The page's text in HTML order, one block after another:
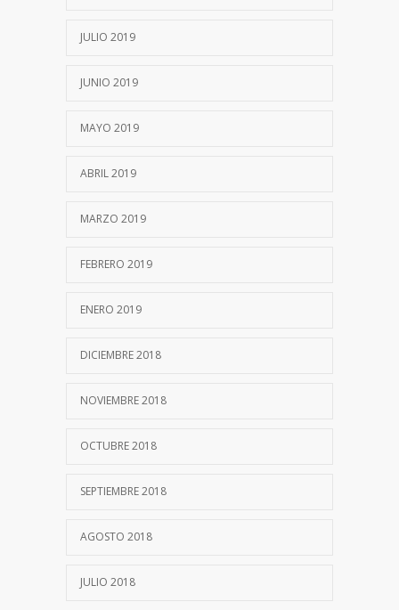
JULIO 2019
JUNIO 2019
MAYO 2019
ABRIL 2019
MARZO 2019
FEBRERO 2019
ENERO 2019
DICIEMBRE 2018
NOVIEMBRE 2018
OCTUBRE 2018
SEPTIEMBRE 2018
AGOSTO 2018
JULIO 2018